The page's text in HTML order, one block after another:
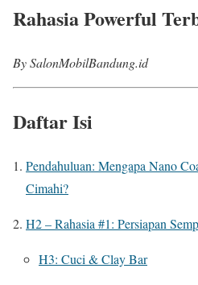
Rahasia Powerful
By SalonMobilBandung.id
Daftar Isi
Pendahuluan: Mengapa Nano
Cimahi?
H2 – Rahasia #1: Persiapan
H3: Cuci & Clay Bar